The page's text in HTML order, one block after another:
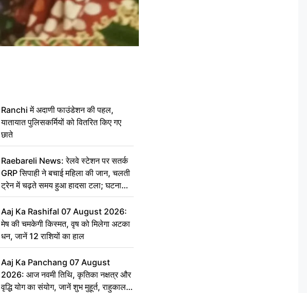
Ranchi में अदाणी फाउंडेशन की पहल,
यातायात पुलिसकर्मियों को वितरित किए गए
छाते
Raebareli News: रेलवे स्टेशन पर सतर्क
GRP सिपाही ने बचाई महिला की जान, चलती
ट्रेन में चढ़ते समय हुआ हादसा टला; घटना
CCTV में कैद
Aaj Ka Rashifal 07 August 2026:
मेष की चमकेगी किस्मत, वृष को मिलेगा अटका
धन, जानें 12 राशियों का हाल
Aaj Ka Panchang 07 August
2026: आज नवमी तिथि, कृतिका नक्षत्र और
वृद्धि योग का संयोग, जानें शुभ मुहूर्त, राहुकाल